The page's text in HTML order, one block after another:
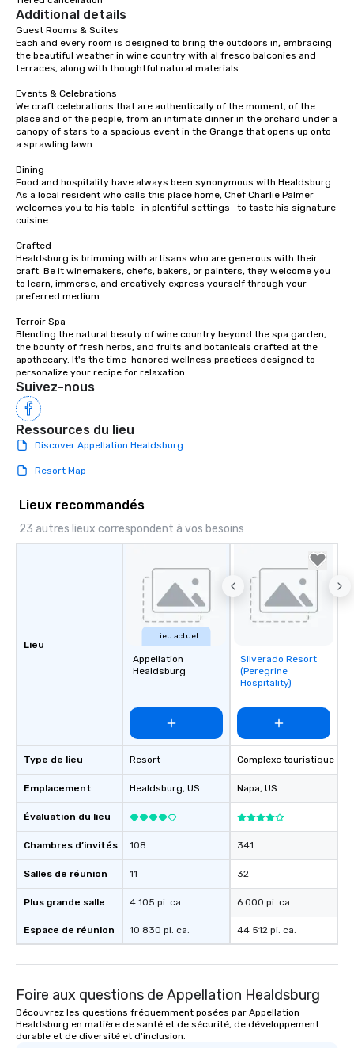
traverse along the
Lip Smacking Foodie
groups, small or large.
as 500 guests,
choice for any
Stress-Free Booking
more easily. You’ll
knowing that
Since the menu is
have nothing to
remember to submit
What’s more, your
a special warm
from the restaurant
be printed featuring
which can be an
transportation pick-
as well as an event
experience, we can
an evening helicopter
glittering lights of The
Memorable
Smacking Foodie
to gather and dine
experienced, and all
are special, from the
last. It’s an
convenient and
experience is
short stroll allows
members a chance to
networking
Additional details
Guest Rooms & Suites
Each and every room is designed to bring the outdoors in, embracing
the beautiful weather in wine country with al fresco balconies and
terraces, along with thoughtful natural materials.
Events & Celebrations
We craft celebrations that are authentically of the moment, of the
place and of the people, from an intimate dinner in the orchard under a
canopy of stars to a spacious event in the Grange that opens up onto
a sprawling lawn.
Dining
Food and hospitality have always been synonymous with Healdsburg.
As a local resident who calls this place home, Chef Charlie Palmer
welcomes you to his table—in plentiful settings—to taste his signature
cuisine.
Crafted
Healdsburg is brimming with artisans who are generous with their
craft. Be it winemakers, chefs, bakers, or painters, they welcome you
to learn, immerse, and creatively express yourself through your
preferred medium.
Terroir Spa
Blending the natural beauty of wine country beyond the spa garden,
the bounty of fresh herbs, and fruits and botanicals crafted at the
apothecary. It's the time-honored wellness practices designed to
personalize your recipe for relaxation.
Suivez-nous
Ressources du lieu
Discover Appellation Healdsburg
Resort Map
Lieux recommandés
23 autres lieux correspondent à vos besoins
Lieu
Type de lieu
Emplacement
Évaluation du lieu
Chambres d’invités
Salles de réunion
Plus grande salle
Espace de réunion
Lieu actuel
Appellation
Healdsburg
Resort
Healdsburg, US
108
11
4 105 pi. ca.
10 830 pi. ca.
Removed from
favorites
Silverado Resort
(Peregrine
Hospitality)
Complexe touristique
Napa, US
341
32
6 000 pi. ca.
44 512 pi. ca.
Foire aux questions de Appellation Healdsburg
Découvrez les questions fréquemment posées par Appellation
Healdsburg en matière de santé et de sécurité, de développement
durable et de diversité et d'inclusion.